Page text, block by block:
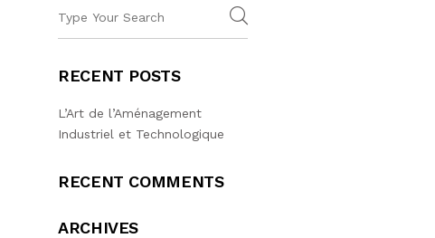
RECENT POSTS
L’Art de l’Aménagement
Industriel et Technologique
RECENT COMMENTS
ARCHIVES